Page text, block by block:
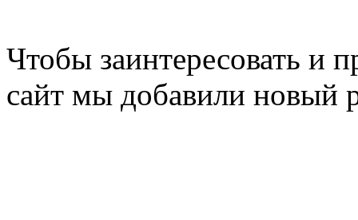
Чтобы заинтересовать и
сайт мы добавили новый